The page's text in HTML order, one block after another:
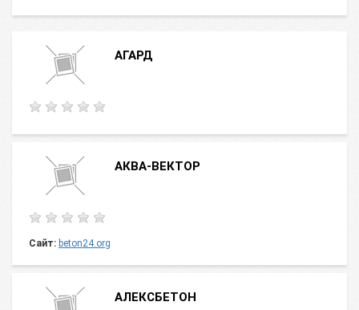
АГАРД
АКВА-ВЕКТОР
Сайт: beton24.org
АЛЕКСБЕТОН